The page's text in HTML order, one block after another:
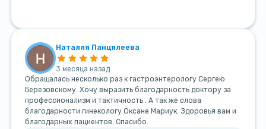
Наталля Панцялеева
3 месяца назад
Обращалась несколько раз к гастроэнтерологу Сергею
Березовскому. Хочу выразить благодарность доктору за
профессионализм и тактичность . А так же слова
благодарности гинекологу Оксане Мариук. Здоровья вам и
благодарных пациентов. Спасибо.